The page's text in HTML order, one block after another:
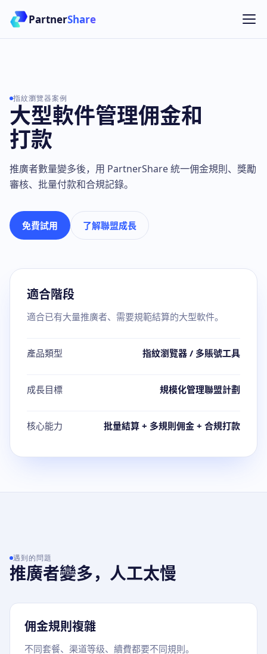
PartnerShare
指紋瀏覽器案例
大型軟件管理佣金和
打款
推廣者數量變多後，用 PartnerShare 統一佣金規則、獎勵
審核、批量付款和合規記錄。
免費試用 了解聯盟成長
適合階段
適合已有大量推廣者、需要規範結算的大型軟件。
產品類型 指紋瀏覽器 / 多賬號工具
成長目標 規模化管理聯盟計劃
核心能力 批量結算 + 多規則佣金 + 合規打款
遇到的問題
推廣者變多，人工太慢
佣金規則複雜
不同套餐、渠道等级、續費都要不同規則。